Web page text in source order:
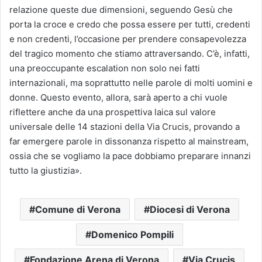
relazione queste due dimensioni, seguendo Gesù che
porta la croce e credo che possa essere per tutti, credenti
e non credenti, l’occasione per prendere consapevolezza
del tragico momento che stiamo attraversando. C’è, infatti,
una preoccupante escalation non solo nei fatti
internazionali, ma soprattutto nelle parole di molti uomini e
donne. Questo evento, allora, sarà aperto a chi vuole
riflettere anche da una prospettiva laica sul valore
universale delle 14 stazioni della Via Crucis, provando a
far emergere parole in dissonanza rispetto al mainstream,
ossia che se vogliamo la pace dobbiamo preparare innanzi
tutto la giustizia».
Comune di Verona Diocesi di Verona
Domenico Pompili